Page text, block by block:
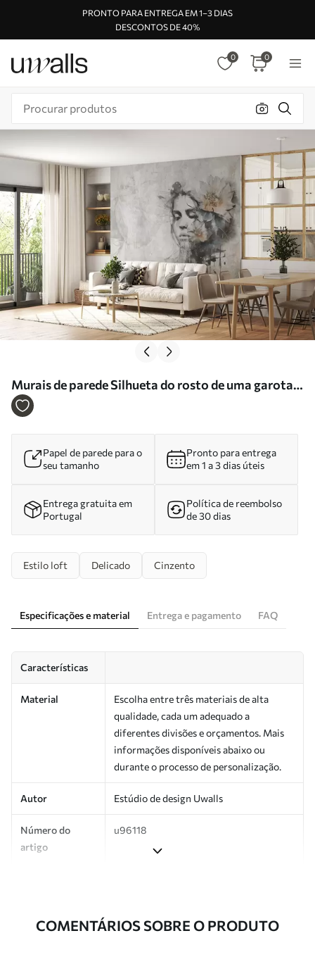
PRONTO PARA ENTREGA EM 1–3 DIAS
DESCONTOS DE 40%
0 0
Murais de parede Silhueta do rosto de uma garota
em uma parede de concreto Nr. u96118
Papel de parede para o
seu tamanho
Pronto para entrega
em 1 a 3 dias úteis
Entrega gratuita em
Portugal
Política de reembolso
de 30 dias
Estilo loft Delicado Cinzento
Especificações e material Entrega e pagamento FAQ
Características
Material
Escolha entre três materiais de alta
qualidade, cada um adequado a
diferentes divisões e orçamentos. Mais
informações disponíveis abaixo ou
durante o processo de personalização.
Autor Estúdio de design Uwalls
Número do
artigo
u96118
Adicionalmente
Disponível com revestimento de verniz
COMENTÁRIOS SOBRE O PRODUTO